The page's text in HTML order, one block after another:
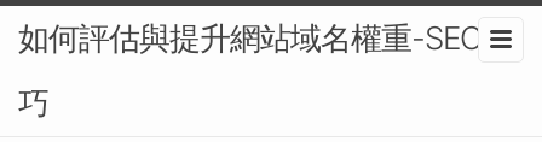
如何評估與提升網站域名權重-SEO技
巧